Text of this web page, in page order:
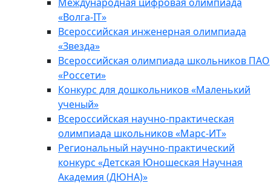
«Волга-IT»
Всероссийская инженерная олимпиада
«Звезда»
Всероссийская олимпиада школьников ПАО
«Россети»
Конкурс для дошкольников «Маленький
ученый»
Всероссийская научно-практическая
олимпиада школьников «Марс-ИТ»
Региональный научно-практический
конкурс «Детская Юношеская Научная
Академия (ДЮНА)»